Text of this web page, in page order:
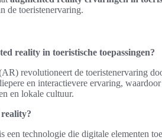
de toeristenervaring.
reality in toeristische toepassingen?
revolutioneert de toeristenervaring
en interactievere ervaring,
en lokale cultuur.
een technologie die digitale elementen